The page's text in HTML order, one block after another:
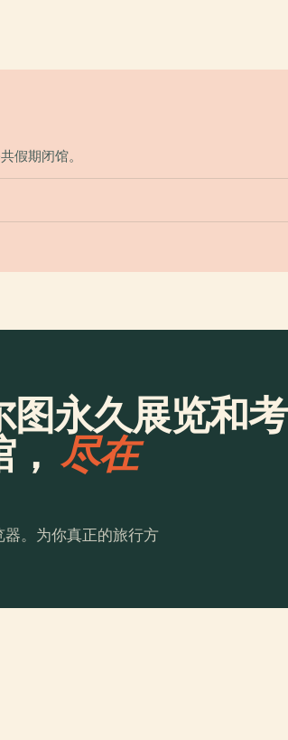
假期闭馆。
图永久展览和考
尽在
。为你真正的旅行方